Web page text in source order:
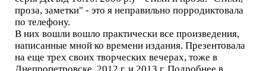
проза, заметки" - это я неправильно порродиктовала
по телефону.
В них вошли вошло практически все произведения,
написанные мной ко времени издания. Презентовала
на еще трех своих творческих вечерах, тоже в